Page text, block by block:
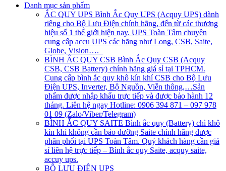
Danh mục sản phẩm
ẮC QUY UPS Bình Ắc Quy UPS (Acquy UPS) dành
riêng cho Bộ Lưu Điện chính hãng, đến từ các thương
hiệu số 1 thế giới hiện nay. UPS Toàn Tâm chuyên
cung cấp accu UPS các hãng như Long, CSB, Saite,
Globe, Vision….
BÌNH ẮC QUY CSB Bình Ắc Quy CSB (Acquy
CSB, CSB Battery) chính hãng giá sỉ tại TPHCM.
Cung cấp bình ắc quy khô kín khí CSB cho Bộ Lưu
Điện UPS, Inverter, Bộ Nguồn, Viễn thông,…Sản
phẩm được nhập khẩu trực tiếp và được bảo hành 12
tháng. Liên hệ ngay Hotline: 0906 394 871 – 097 978
01 09 (Zalo/Viber/Telegram)
BÌNH ẮC QUY SAITE Bình ắc quy (Battery) chì khô
kín khí không cần bảo dưỡng Saite chính hãng được
phân phối tại UPS Toàn Tâm. Quý khách hàng cần giá
sỉ liên hệ trực tiếp – Bình ắc quy Saite, acquy saite,
accuy ups.
BỘ LƯU ĐIỆN UPS